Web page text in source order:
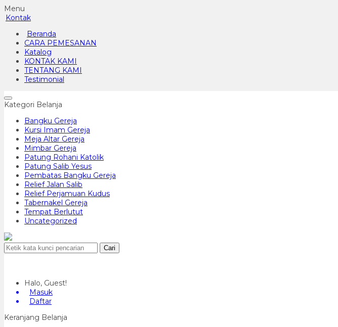
Menu
Kontak
Beranda
CARA PEMESANAN
Katalog
KONTAK KAMI
TENTANG KAMI
Testimonial
Kategori Belanja
Bangku Gereja
Kursi Imam Gereja
Meja Altar Gereja
Mimbar Gereja
Patung Rohani Katolik
Patung Salib Yesus
Pembatas Bangku Gereja
Relief Jalan Salib
Relief Perjamuan Kudus
Tabernakel Gereja
Tempat Berlutut
Uncategorized
Cari
Halo, Guest!
Masuk
Daftar
Keranjang Belanja